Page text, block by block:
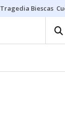
Tragedia Biescas